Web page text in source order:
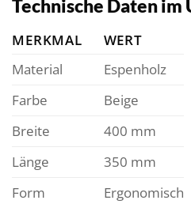
Technische Daten
MERKMAL
WERT
Material
Espenholz
Farbe
Beige
Breite
400 mm
Länge
350 mm
Form
Ergonomisch